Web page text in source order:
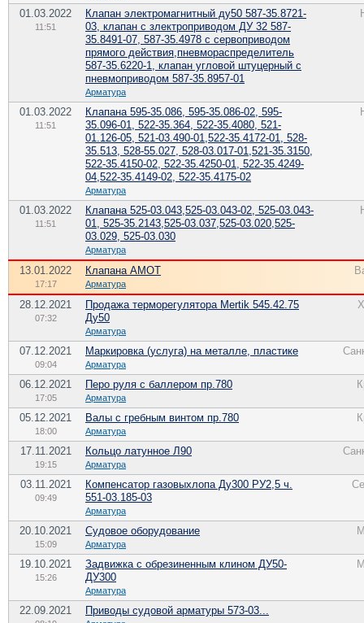
01.03.2022
11:51
Клапан электромагнитный ду50 587-35.8721-
03, клапан с злектроприводом ДУ 32 587-
35.8491-07, 587-35.4978 с сервоприводом
прямого действия,пневмораспределитель
587-35.6220-1, клапан угловой штуцерный с
пневмоприводом 587-35.8957-01
Арматура
01.03.2022
11:51
Клапана 595-35.086, 595-35.086-02, 595-
35.096-01, 522-35.364, 522-35.4080, 521-
01.126-05, 521-03.490-01,522-35.4172-01, 528-
35.513, 528-55.027, 528-03.017-01,521-35.3150,
522-35.4150-02, 522-35.4250-01, 522-35.4249-
04,522-35.4149-02, 522-35.4175-02
Арматура
01.03.2022
11:51
Клапана 525-03.043,525-03.043-02, 525-03.043-
01, 525-35.2143,525-03.037,525-03.020,525-
03.029, 525-03.030
Арматура
13.01.2022
17:17
Клапана AMOT
Арматура
28.12.2021
07:32
Продажа терморегулятора Mertik 545.42.75
Ду50
Арматура
07.12.2021
09:04
Маркировка (услуга) на металле, пластике
Арматура
06.12.2021
17:05
Перо руля с баллером пр.780
Арматура
05.12.2021
18:00
Валы с гребным винтом пр.780
Арматура
17.11.2021
19:15
Кольцо латунное Л90
Арматура
03.11.2021
09:49
Компенсатор газовыхлопа Ду300 РУ2,5 ч.
551-03.185-03
Арматура
20.10.2021
15:09
Судовое оборудование
Арматура
19.10.2021
15:26
Задвижка с обрезиненным клином ДУ50-
ДУ300
Арматура
22.09.2021 Приводы судовой арматуры 573-03...